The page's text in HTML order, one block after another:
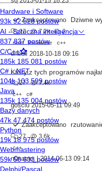
Zaakceptowano Dziwne wyniki
27 7.2k
2
rand
losowanie c++
enedil 2018-10-18 09:16
Który z tych programów
27
7.4k
c++
c#
gościu 2015-05-11 09:49
Zaakceptowano
27
3.6k
c++
n0name_l 2014-06-13 09:14